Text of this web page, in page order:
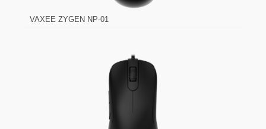
VAXEE ZYGEN NP-01